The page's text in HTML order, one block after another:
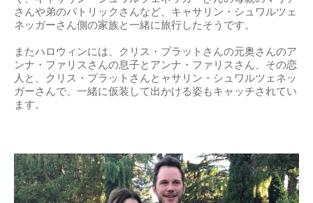
さんや弟のパトリックさんなど、キャサリン・シュワルツェ
ネッガーさん側の家族と一緒に旅行したそうです。
またハロウィンには、クリス・プラットさんの元奥さんのア
ンナ・ファリスさんの息子とアンナ・ファリスさん、その恋
人と、クリス・プラットさんとャサリン・シュワルツェネッ
ガーさんで、一緒に仮装して出かける姿もキャッチされてい
ます。